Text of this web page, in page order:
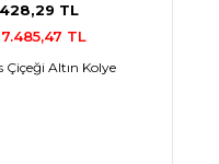
TL
TL